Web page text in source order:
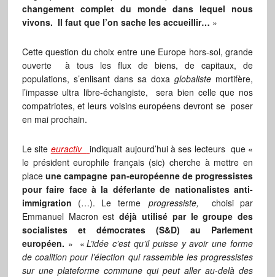
changement complet du monde dans lequel nous
vivons. Il faut que l’on sache les accueillir… »
Cette question du choix entre une Europe hors-sol, grande
ouverte à tous les flux de biens, de capitaux, de
populations, s’enlisant dans sa doxa globaliste mortifère,
l’impasse ultra libre-échangiste, sera bien celle que nos
compatriotes, et leurs voisins européens devront se poser
en mai prochain.
Le site euractiv
indiquait aujourd’hui à ses lecteurs que «
le président europhile français (sic) cherche à mettre en
placeune campagne pan-européenne de progressistes
pour faire face à la déferlante de nationalistes anti-
immigration (…). Le terme progressiste,
choisi par
Emmanuel Macron est déjà utilisé par le groupe des
socialistes et démocrates (S&D) au Parlement
européen. » «L’idée c’est qu’il puisse y avoir une forme
de coalition pour l’élection qui rassemble les progressistes
sur une plateforme commune qui peut aller au-delà des